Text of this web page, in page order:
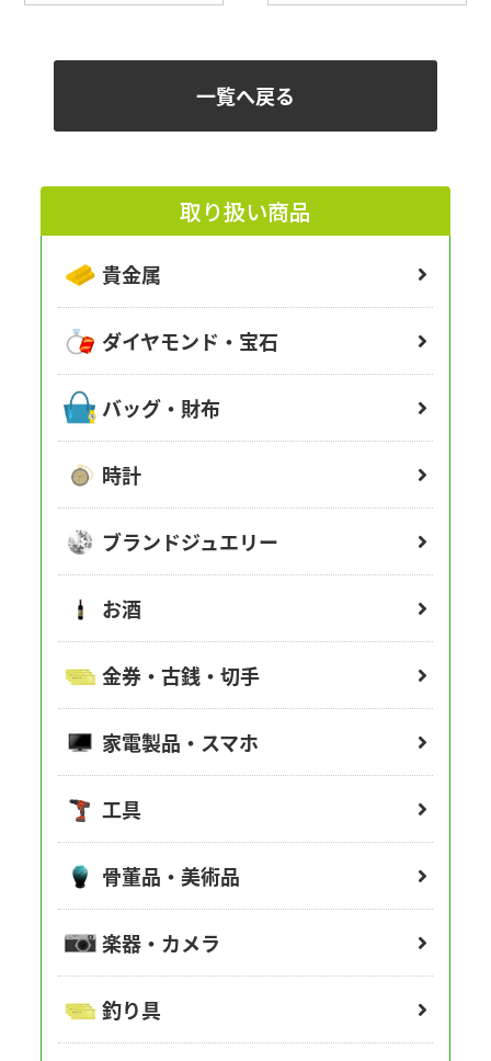
一覧へ戻る
取り扱い商品
貴金属
ダイヤモンド・宝石
バッグ・財布
時計
ブランドジュエリー
お酒
金券・古銭・切手
家電製品・スマホ
工具
骨董品・美術品
楽器・カメラ
釣り具